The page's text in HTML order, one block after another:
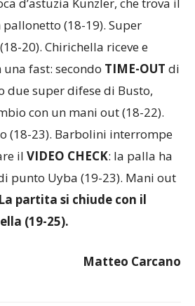
(18-19). Super
20). Chirichella riceve e
fast: secondo TIME-OUT di
due super difese di Busto,
con un mani out (18-22).
(18-23). Barbolini interrompe
il VIDEO CHECK: la palla ha
punto Uyba (19-23). Mani out
La partita si chiude con il
(19-25).
Matteo Carcano